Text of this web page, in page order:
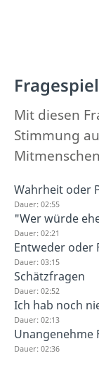
Mit diesen
Stimmung
Wahrheit oder
Dauer: 02:55
"Wer würde
Dauer: 02:21
Entweder oder
Dauer: 03:15
Schätzfragen
Dauer: 02:52
Ich hab noch
Dauer: 02:13
Unangenehme
Dauer: 02:36